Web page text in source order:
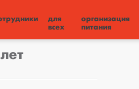
для
всех
организация
питания